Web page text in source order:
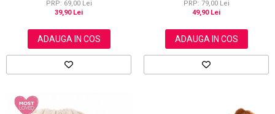
PRP: 69,00 Lei
39,90 Lei
ADAUGA IN COS
PRP: 79,00 Lei
49,90 Lei
ADAUGA IN COS